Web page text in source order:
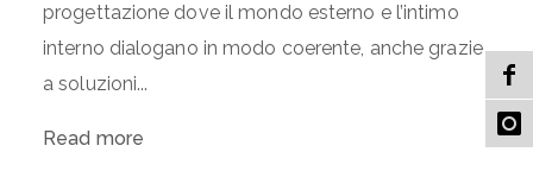
progettazione dove il mondo esterno e l’intimo
interno dialogano in modo coerente, anche grazie
a soluzioni...
Read more